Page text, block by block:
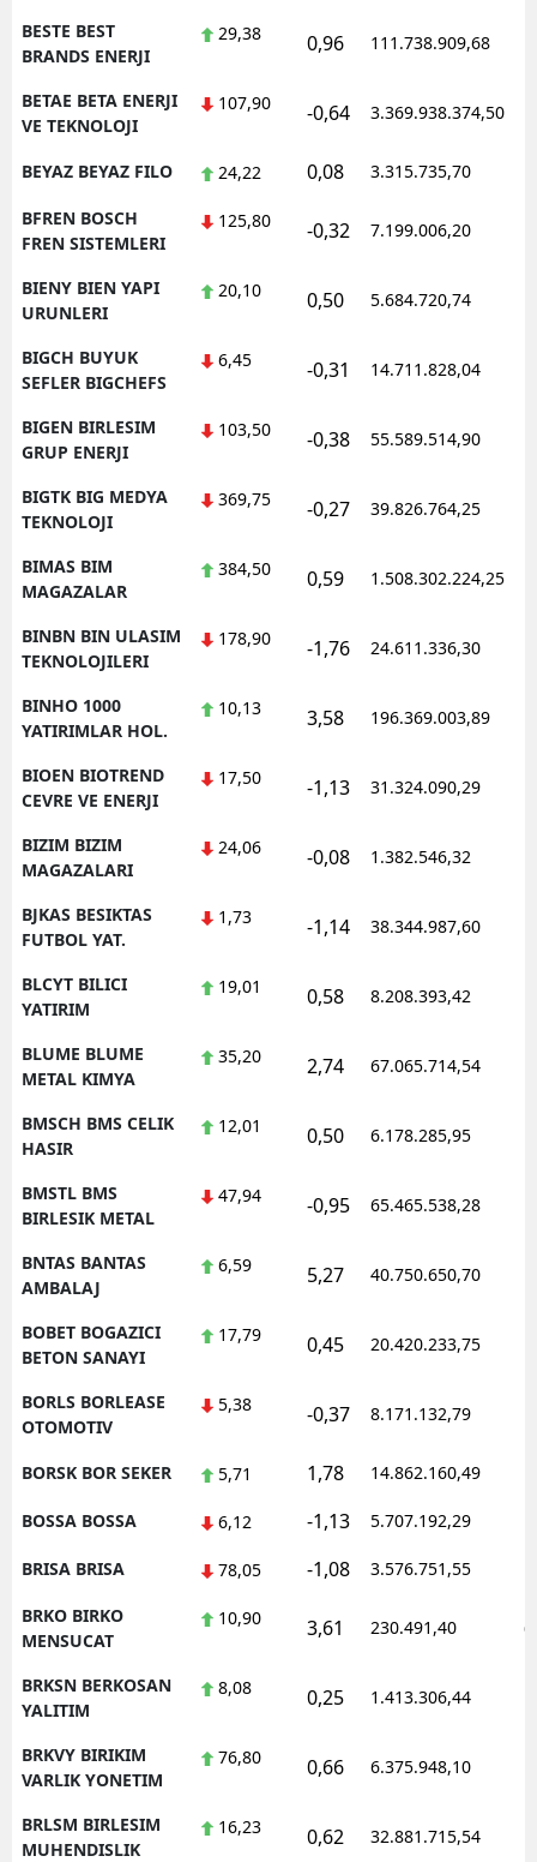
BESTE BEST
BRANDS ENERJI
29,38 0,96 111.738.909,68
BETAE BETA ENERJI
VE TEKNOLOJI
107,90 -0,64 3.369.938.374,50
BEYAZ BEYAZ FILO 24,22 0,08 3.315.735,70
BFREN BOSCH
FREN SISTEMLERI
125,80 -0,32 7.199.006,20
BIENY BIEN YAPI
URUNLERI
20,10 0,50 5.684.720,74
BIGCH BUYUK
SEFLER BIGCHEFS
6,45 -0,31 14.711.828,04
BIGEN BIRLESIM
GRUP ENERJI
103,50 -0,38 55.589.514,90
BIGTK BIG MEDYA
TEKNOLOJI
369,75 -0,27 39.826.764,25
BIMAS BIM
MAGAZALAR
384,50 0,59 1.508.302.224,25
BINBN BIN ULASIM
TEKNOLOJILERI
178,90 -1,76 24.611.336,30
BINHO 1000
YATIRIMLAR HOL.
10,13 3,58 196.369.003,89
BIOEN BIOTREND
CEVRE VE ENERJI
17,50 -1,13 31.324.090,29
BIZIM BIZIM
MAGAZALARI
24,06 -0,08 1.382.546,32
BJKAS BESIKTAS
FUTBOL YAT.
1,73 -1,14 38.344.987,60
BLCYT BILICI
YATIRIM
19,01 0,58 8.208.393,42
BLUME BLUME
METAL KIMYA
35,20 2,74 67.065.714,54
BMSCH BMS CELIK
HASIR
12,01 0,50 6.178.285,95
BMSTL BMS
BIRLESIK METAL
47,94 -0,95 65.465.538,28
BNTAS BANTAS
AMBALAJ
6,59 5,27 40.750.650,70
BOBET BOGAZICI
BETON SANAYI
17,79 0,45 20.420.233,75
BORLS BORLEASE
OTOMOTIV
5,38 -0,37 8.171.132,79
BORSK BOR SEKER 5,71 1,78 14.862.160,49
BOSSA BOSSA 6,12 -1,13 5.707.192,29
BRISA BRISA 78,05 -1,08 3.576.751,55
BRKO BIRKO
MENSUCAT
10,90 3,61 230.491,40
BRKSN BERKOSAN
YALITIM
8,08 0,25 1.413.306,44
BRKVY BIRIKIM
VARLIK YONETIM
76,80 0,66 6.375.948,10
BRLSM BIRLESIM
MUHENDISLIK
16,23 0,62 32.881.715,54